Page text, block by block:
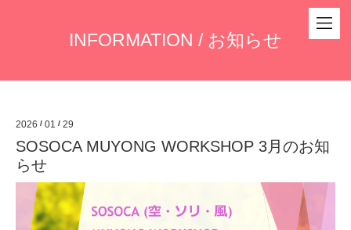
INFORMATION / お知らせ
2026 / 01 / 29
SOSOCA MUYONG WORKSHOP 3月のお知
らせ